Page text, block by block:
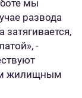
мы
развода
-
жилищным